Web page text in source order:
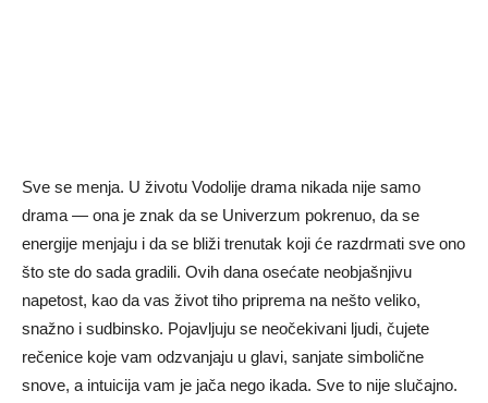
Sve se menja. U životu Vodolije drama nikada nije samo
drama — ona je znak da se Univerzum pokrenuo, da se
energije menjaju i da se bliži trenutak koji će razdrmati sve ono
što ste do sada gradili. Ovih dana osećate neobjašnjivu
napetost, kao da vas život tiho priprema na nešto veliko,
snažno i sudbinsko. Pojavljuju se neočekivani ljudi, čujete
rečenice koje vam odzvanjaju u glavi, sanjate simbolične
snove, a intuicija vam je jača nego ikada. Sve to nije slučajno.